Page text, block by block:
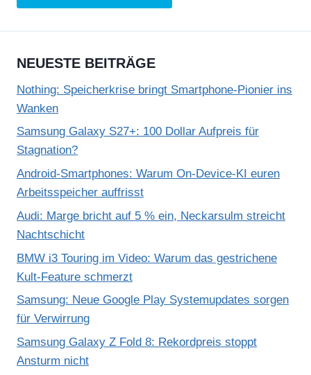
NEUESTE BEITRÄGE
Nothing: Speicherkrise bringt Smartphone-Pionier ins
Wanken
Samsung Galaxy S27+: 100 Dollar Aufpreis für
Stagnation?
Android-Smartphones: Warum On-Device-KI euren
Arbeitsspeicher auffrisst
Audi: Marge bricht auf 5 % ein, Neckarsulm streicht
Nachtschicht
BMW i3 Touring im Video: Warum das gestrichene
Kult-Feature schmerzt
Samsung: Neue Google Play Systemupdates sorgen
für Verwirrung
Samsung Galaxy Z Fold 8: Rekordpreis stoppt
Ansturm nicht